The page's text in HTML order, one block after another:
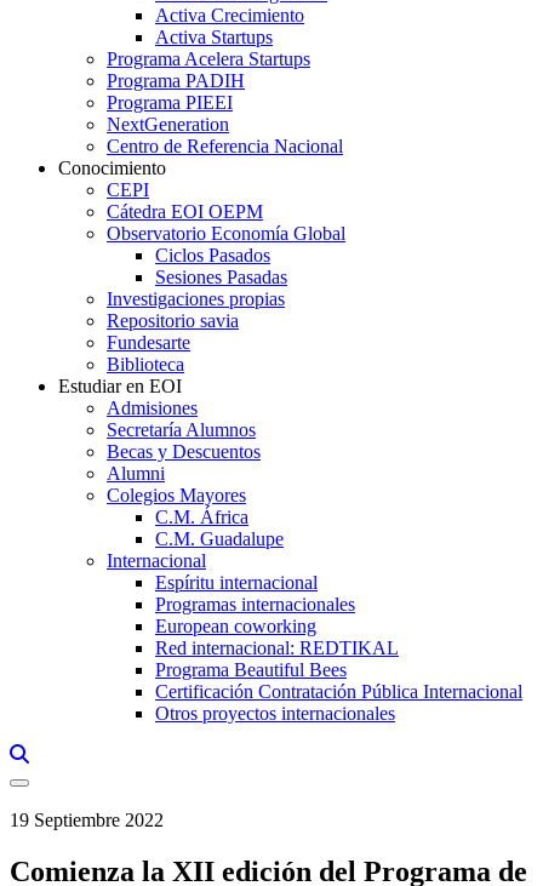
Activa Crecimiento
Activa Startups
Programa Acelera Startups
Programa PADIH
Programa PIEEI
NextGeneration
Centro de Referencia Nacional
Conocimiento
CEPI
Cátedra EOI OEPM
Observatorio Economía Global
Ciclos Pasados
Sesiones Pasadas
Investigaciones propias
Repositorio savia
Fundesarte
Biblioteca
Estudiar en EOI
Admisiones
Secretaría Alumnos
Becas y Descuentos
Alumni
Colegios Mayores
C.M. África
C.M. Guadalupe
Internacional
Espíritu internacional
Programas internacionales
European coworking
Red internacional: REDTIKAL
Programa Beautiful Bees
Certificación Contratación Pública Internacional
Otros proyectos internacionales
19 Septiembre 2022
Comienza la XII edición del Programa de